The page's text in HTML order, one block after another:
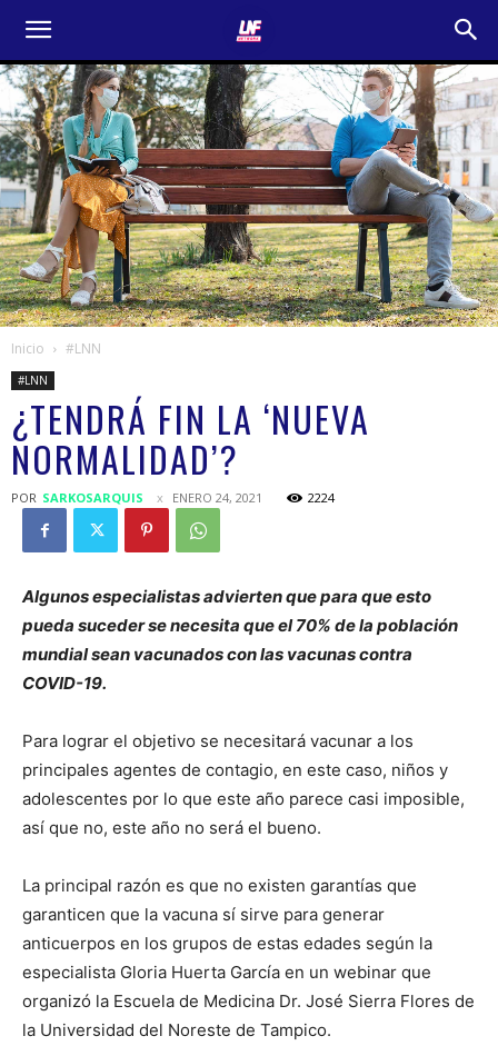
Inicio #LNN
#LNN
¿TENDRÁ FIN LA ‘NUEVA
NORMALIDAD’?
POR SARKOSARQUIS ENERO 24, 2021 2224
Algunos especialistas advierten que para que esto
pueda suceder se necesita que el 70% de la población
mundial sean vacunados con las vacunas contra
COVID-19.
Para lograr el objetivo se necesitará vacunar a los
principales agentes de contagio, en este caso, niños y
adolescentes por lo que este año parece casi imposible,
así que no, este año no será el bueno.
La principal razón es que no existen garantías que
garanticen que la vacuna sí sirve para generar
anticuerpos en los grupos de estas edades según la
especialista Gloria Huerta García en un webinar que
organizó la Escuela de Medicina Dr. José Sierra Flores de
la Universidad del Noreste de Tampico.